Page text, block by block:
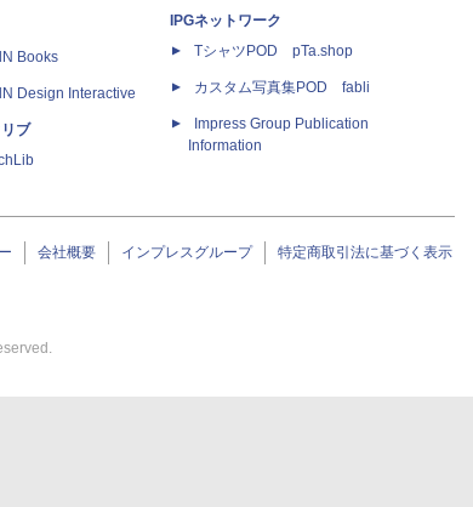
Books
Design Interactive
ブ
IPGネットワーク
TシャツPOD pTa.shop
カスタム写真集POD fabli
Impress Group Publication
Information
会社概要 インプレスグループ 特定商取引法に基づく表示